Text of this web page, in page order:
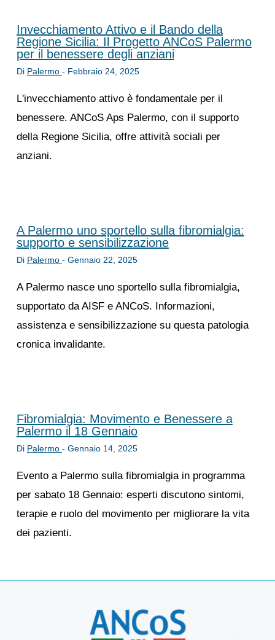
Invecchiamento Attivo e il Bando della
Regione Sicilia: Il Progetto ANCoS Palermo
per il benessere degli anziani
Di Palermo - Febbraio 24, 2025
L'invecchiamento attivo è fondamentale per il
benessere. ANCoS Aps Palermo, con il supporto
della Regione Sicilia, offre attività sociali per
anziani.
A Palermo uno sportello sulla fibromialgia:
supporto e sensibilizzazione
Di Palermo - Gennaio 22, 2025
A Palermo nasce uno sportello sulla fibromialgia,
supportato da AISF e ANCoS. Informazioni,
assistenza e sensibilizzazione su questa patologia
cronica invalidante.
Fibromialgia: Movimento e Benessere a
Palermo il 18 Gennaio
Di Palermo - Gennaio 14, 2025
Evento a Palermo sulla fibromialgia in programma
per sabato 18 Gennaio: esperti discutono sintomi,
terapie e ruolo del movimento per migliorare la vita
dei pazienti.